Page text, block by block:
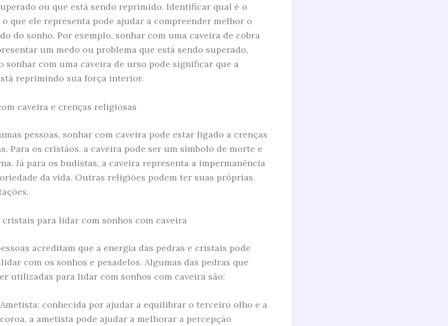
ou que está sendo reprimido. Identificar qual é o
o que ele representa pode ajudar a compreender melhor o
do sonho. Por exemplo, sonhar com uma caveira de cobra
um medo ou problema que está sendo superado,
sonhar com uma caveira de urso pode significar que a
reprimindo sua força interior.
caveira e crenças religiosas
pessoas, sonhar com caveira pode estar ligado a crenças
Para os cristãos, a caveira pode ser um símbolo de morte e
Já para os budistas, a caveira representa a impermanência
da vida. Outras religiões podem ter suas próprias
cristais para lidar com sonhos com caveira
acreditam que a energia das pedras e cristais pode
com os sonhos e pesadelos. Algumas das pedras que
utilizadas para lidar com sonhos com caveira são:
Ametista: conhecida por ajudar a equilibrar o terceiro olho e a
coroa, a ametista pode ajudar a melhorar a percepção